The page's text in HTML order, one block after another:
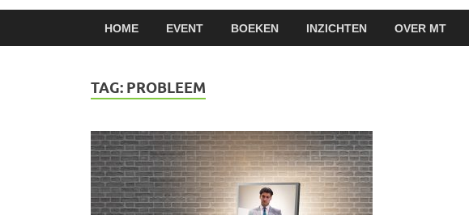
HOME EVENT BOEKEN INZICHTEN OVER MT
TAG: PROBLEEM